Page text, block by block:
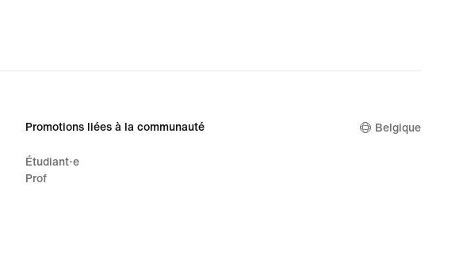
Promotions liées à la communauté
Étudiant·e
Prof
Belgique